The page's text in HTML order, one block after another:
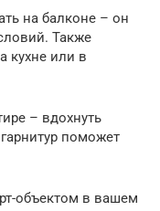
на балконе – он
Также
кухне или в
– вдохнуть
поможет
объектом в вашем